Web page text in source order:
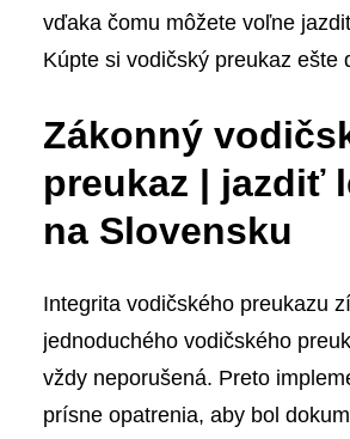
vďaka čomu môžete voľne
Kúpte si vodičský preukaz ešte
Zákonný
preukaz | jazdiť
na Slovensku
Integrita vodičského preukazu
jednoduchého vodičského
vždy neporušená. Preto
prísne opatrenia, aby bol